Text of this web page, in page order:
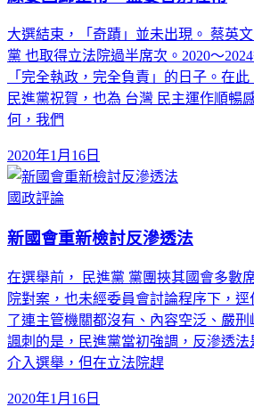
大選結束，「奇蹟」並未出現。 蔡英
黨 也取得立法院過半席次。2020～
「完全執政，完全負責」的日子。在
民進黨祝賀，也為 台灣 民主運作順暢
何，我們
2020年1月16日
國政評論
新國會重新檢討反滲透法
在選舉前， 民進黨 黨團挾其國會多數
院對案，也未經委員會討論程序下，
了連主管機關都沒有、內容空泛、嚴刑
諷刺的是，民進黨當初強調，反滲透法
介入選舉，但在立法院趕
2020年1月16日